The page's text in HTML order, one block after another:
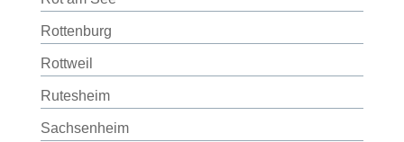
Rottenburg
Rottweil
Rutesheim
Sachsenheim